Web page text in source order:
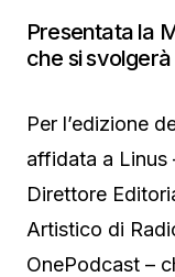
Presentata la
che si
Per l’edizione
affidata a Linus
Direttore
Artistico di
OnePodcast –